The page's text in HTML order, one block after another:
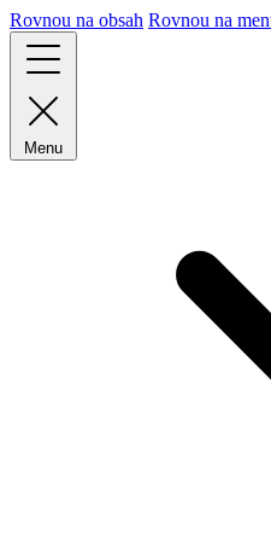
Rovnou na obsah Rovnou na
Menu